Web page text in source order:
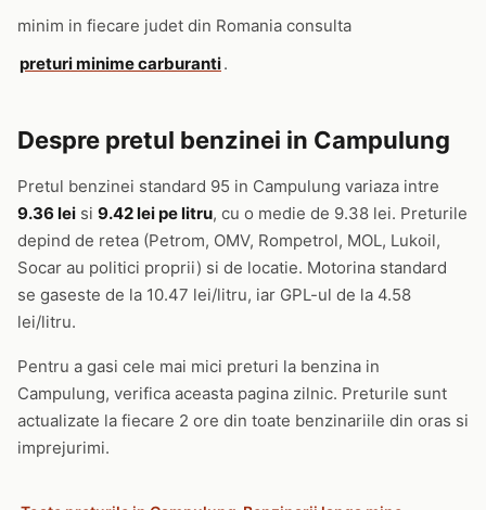
minim in fiecare judet din Romania consulta
preturi minime carburanti.
Despre pretul benzinei in Campulung
Pretul benzinei standard 95 in Campulung variaza intre
9.36 lei si 9.42 lei pe litru, cu o medie de 9.38 lei. Preturile
depind de retea (Petrom, OMV, Rompetrol, MOL, Lukoil,
Socar au politici proprii) si de locatie. Motorina standard
se gaseste de la 10.47 lei/litru, iar GPL-ul de la 4.58
lei/litru.
Pentru a gasi cele mai mici preturi la benzina in
Campulung, verifica aceasta pagina zilnic. Preturile sunt
actualizate la fiecare 2 ore din toate benzinariile din oras si
imprejurimi.